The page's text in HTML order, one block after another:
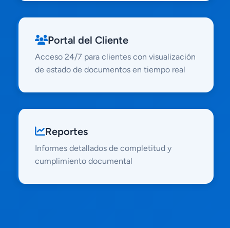
Portal del Cliente
Acceso 24/7 para clientes con visualización
de estado de documentos en tiempo real
Reportes
Informes detallados de completitud y
cumplimiento documental